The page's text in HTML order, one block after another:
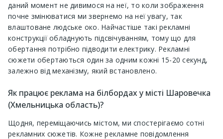
даний момент не дивимося на неї, то коли зображення
почне змінюватися ми звернемо на неї увагу, так
влаштоване людське око. Найчастіше такі рекламні
конструкції обладнують підсвічуванням, тому що для
обертання потрібно підводити електрику. Рекламні
сюжети обертаються один за одним кожні 15-20 секунд,
залежно від механізму, який встановлено.
Як працює реклама на білбордах у місті Шаровечка
(Хмельницька область)?
Щодня, переміщаючись містом, ми спостерігаємо сотні
рекламних сюжетів. Кожне рекламне повідомлення